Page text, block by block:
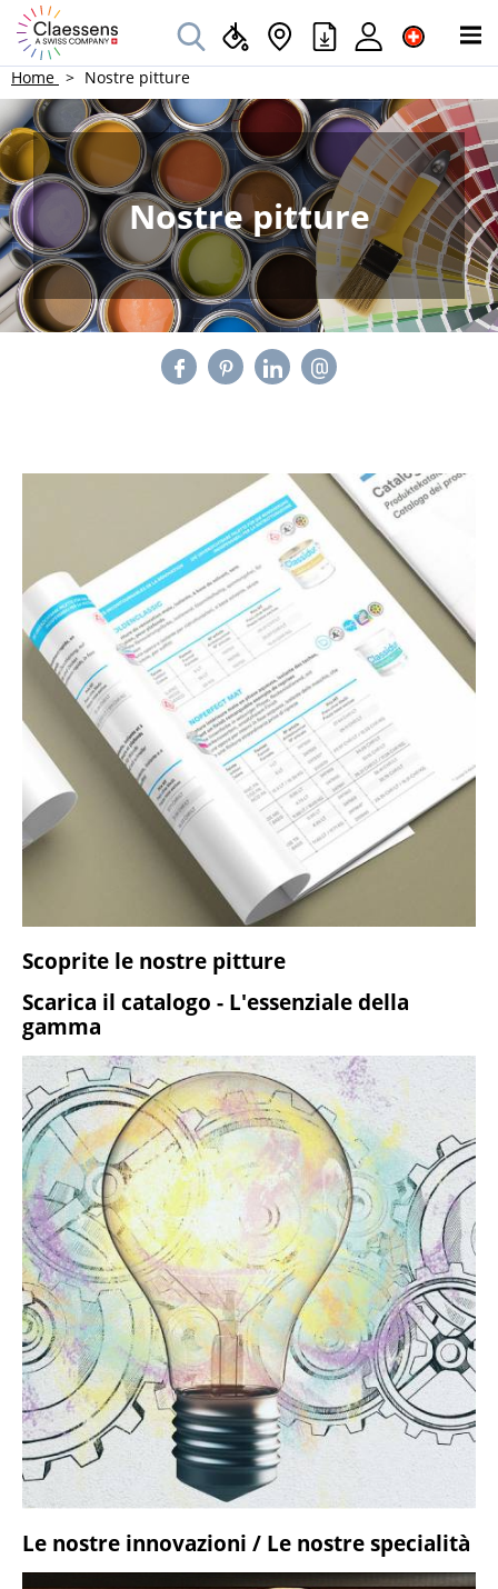
Home Nostre pitture
Nostre pitture
Scoprite le nostre pitture
Scarica il catalogo - L'essenziale della
gamma
Le nostre innovazioni / Le nostre specialità